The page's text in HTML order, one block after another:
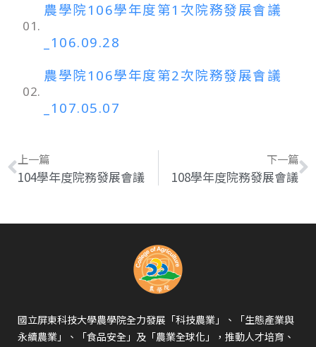
01.
農學院106學年度第1次院務發展會議
_106.09.28
02.
農學院106學年度第2次院務發展會議
_107.05.07
上一篇
104學年度院務發展會議
下一篇
108學年度院務發展會議
國立屏東科技大學農學院全力發展「科技農業」、「生態產業與
永續農業」、「食品安全」及「農業全球化」，推動人才培育、